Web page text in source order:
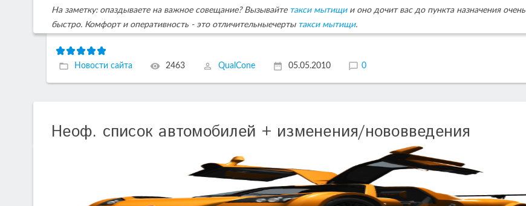
На заметку: опаздываете на важное совещание? Вызывайте такси мытищии оно дочит вас до пункта назначения очень
быстро. Комфорт и оперативность - это отличительныечерты такси мытищи.
Новости сайта 2463 QualCone 05.05.2010 0
Неоф. список автомобилей + изменения/нововведения